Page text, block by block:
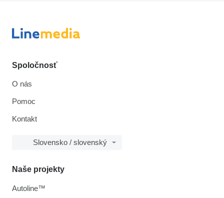
Spoločnosť
O nás
Pomoc
Kontakt
Slovensko / slovenský
Naše projekty
Autoline™